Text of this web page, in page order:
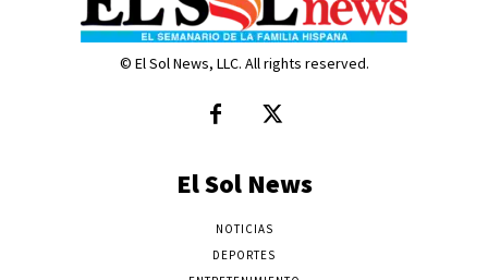
© El Sol News, LLC. All rights reserved.
El Sol News
NOTICIAS
DEPORTES